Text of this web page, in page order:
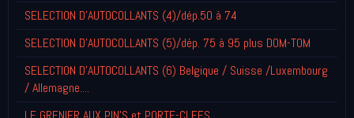
SELECTION D'AUTOCOLLANTS (4)/dép.50 à 74
SELECTION D'AUTOCOLLANTS (5)/dép. 75 à 95 plus DOM-TOM
SELECTION D'AUTOCOLLANTS (6) Belgique / Suisse /Luxembourg
/ Allemagne....